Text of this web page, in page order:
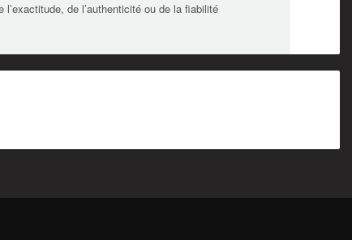
de l’authenticité ou de la fiabilité